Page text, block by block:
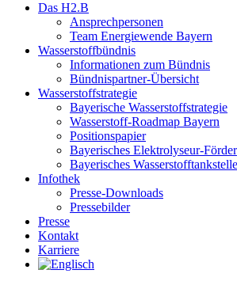
Das H2.B
Ansprechpersonen
Team Energiewende Bayern
Wasserstoffbündnis
Informationen zum Bündnis
Bündnispartner-Übersicht
Wasserstoffstrategie
Bayerische Wasserstoffstrategie
Wasserstoff-Roadmap Bayern
Positionspapier
Bayerisches Elektrolyseur-
Bayerisches
Infothek
Presse-Downloads
Pressebilder
Presse
Kontakt
Karriere